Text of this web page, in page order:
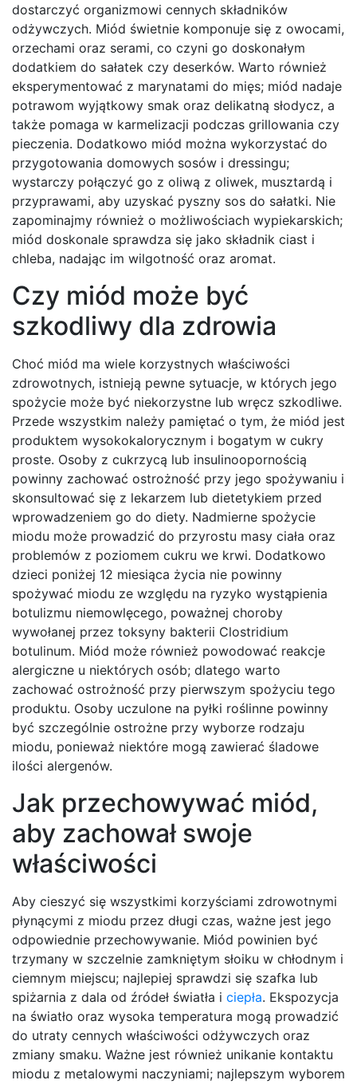
dostarczyć organizmowi cennych składników
odżywczych. Miód świetnie komponuje się z owocami,
orzechami oraz serami, co czyni go doskonałym
dodatkiem do sałatek czy deserków. Warto również
eksperymentować z marynatami do mięs; miód nadaje
potrawom wyjątkowy smak oraz delikatną słodycz, a
także pomaga w karmelizacji podczas grillowania czy
pieczenia. Dodatkowo miód można wykorzystać do
przygotowania domowych sosów i dressingu;
wystarczy połączyć go z oliwą z oliwek, musztardą i
przyprawami, aby uzyskać pyszny sos do sałatki. Nie
zapominajmy również o możliwościach wypiekarskich;
miód doskonale sprawdza się jako składnik ciast i
chleba, nadając im wilgotność oraz aromat.
Czy miód może być
szkodliwy dla zdrowia
Choć miód ma wiele korzystnych właściwości
zdrowotnych, istnieją pewne sytuacje, w których jego
spożycie może być niekorzystne lub wręcz szkodliwe.
Przede wszystkim należy pamiętać o tym, że miód jest
produktem wysokokalorycznym i bogatym w cukry
proste. Osoby z cukrzycą lub insulinoopornością
powinny zachować ostrożność przy jego spożywaniu i
skonsultować się z lekarzem lub dietetykiem przed
wprowadzeniem go do diety. Nadmierne spożycie
miodu może prowadzić do przyrostu masy ciała oraz
problemów z poziomem cukru we krwi. Dodatkowo
dzieci poniżej 12 miesiąca życia nie powinny
spożywać miodu ze względu na ryzyko wystąpienia
botulizmu niemowlęcego, poważnej choroby
wywołanej przez toksyny bakterii Clostridium
botulinum. Miód może również powodować reakcje
alergiczne u niektórych osób; dlatego warto
zachować ostrożność przy pierwszym spożyciu tego
produktu. Osoby uczulone na pyłki roślinne powinny
być szczególnie ostrożne przy wyborze rodzaju
miodu, ponieważ niektóre mogą zawierać śladowe
ilości alergenów.
Jak przechowywać miód,
aby zachował swoje
właściwości
Aby cieszyć się wszystkimi korzyściami zdrowotnymi
płynącymi z miodu przez długi czas, ważne jest jego
odpowiednie przechowywanie. Miód powinien być
trzymany w szczelnie zamkniętym słoiku w chłodnym i
ciemnym miejscu; najlepiej sprawdzi się szafka lub
spiżarnia z dala od źródeł światła i ciepła. Ekspozycja
na światło oraz wysoka temperatura mogą prowadzić
do utraty cennych właściwości odżywczych oraz
zmiany smaku. Ważne jest również unikanie kontaktu
miodu z metalowymi naczyniami; najlepszym wyborem